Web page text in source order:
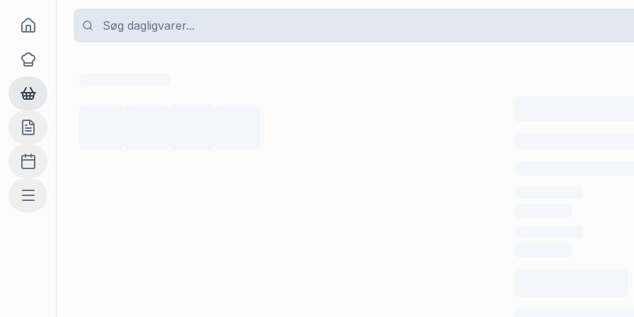
Goma
Opskrifter
Dagligvarer
Indkøbslisten
Madplan
Mere